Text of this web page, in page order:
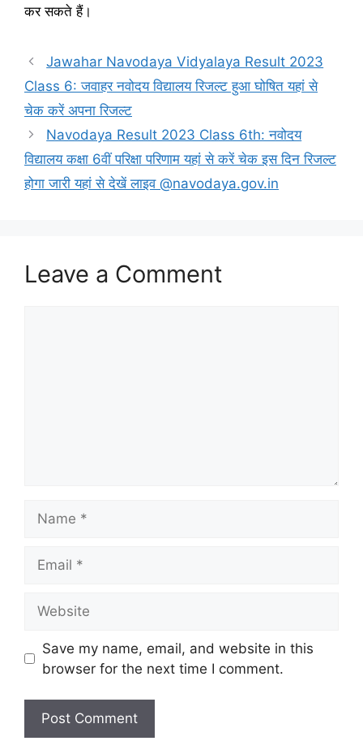
कर सकते हैं।
Jawahar Navodaya Vidyalaya Result 2023
Class 6: जवाहर नवोदय विद्यालय रिजल्ट हुआ घोषित यहां से
चेक करें अपना रिजल्ट
Navodaya Result 2023 Class 6th: नवोदय
विद्यालय कक्षा 6वीं परिक्षा परिणाम यहां से करें चेक इस दिन रिजल्ट
होगा जारी यहां से देखें लाइव @navodaya.gov.in
Leave a Comment
Save my name, email, and website in this
browser for the next time I comment.